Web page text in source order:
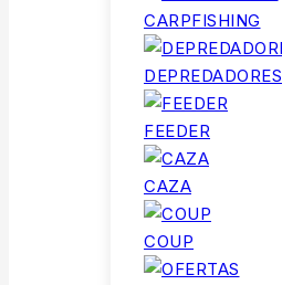
CARPFISHING
DEPREDADORES
FEEDER
CAZA
COUP